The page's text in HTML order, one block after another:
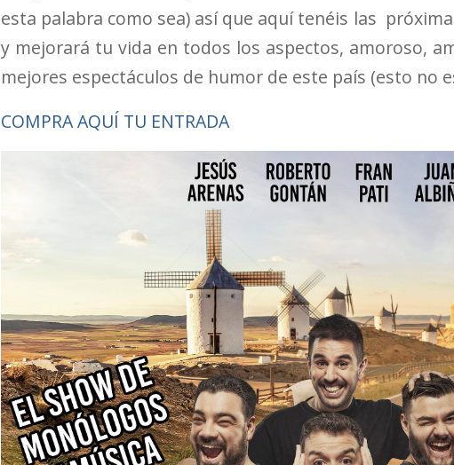
esta palabra como sea) así que aquí tenéis las
y mejorará tu vida en todos los aspectos, amoroso,
mejores espectáculos de humor de este país (esto no
COMPRA AQUÍ TU ENTRADA